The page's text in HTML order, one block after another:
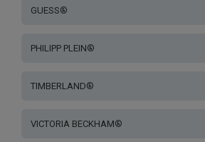
GUESS®
PHILIPP PLEIN®
TIMBERLAND®
VICTORIA BECKHAM®